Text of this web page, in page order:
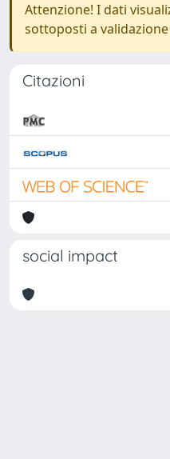
Attenzione! I dati
sottoposti a
Citazioni
social impact